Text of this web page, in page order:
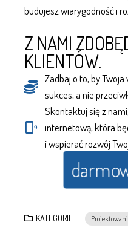
budujesz wiarygodność i
Z NAMI
KLIENTÓW.
Zadbaj o to, by
sukces, a nie
Skontaktuj się z
internetową, która
i wspierać rozwój
KATEGORIE